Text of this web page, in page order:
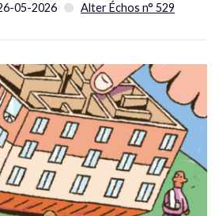
05-2026 Alter Échos n° 529